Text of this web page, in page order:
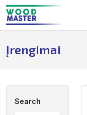
turinį
Įrengimai
Search